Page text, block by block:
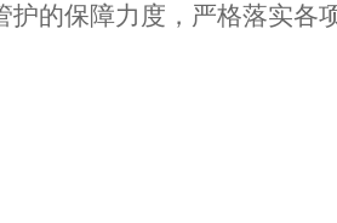
的保障力度，严格落实